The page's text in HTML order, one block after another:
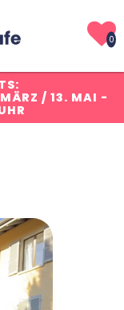
0
/ 13. MAI -